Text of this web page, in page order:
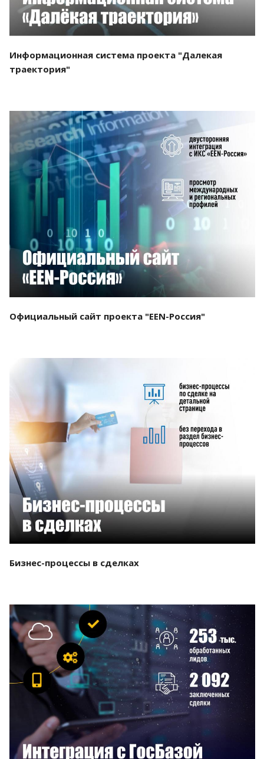
Информационная система проекта "Далекая
траектория"
Смотреть проект
Официальный сайт проекта "EEN-Россия"
Бизнес-процессы в сделках
Смотреть проект